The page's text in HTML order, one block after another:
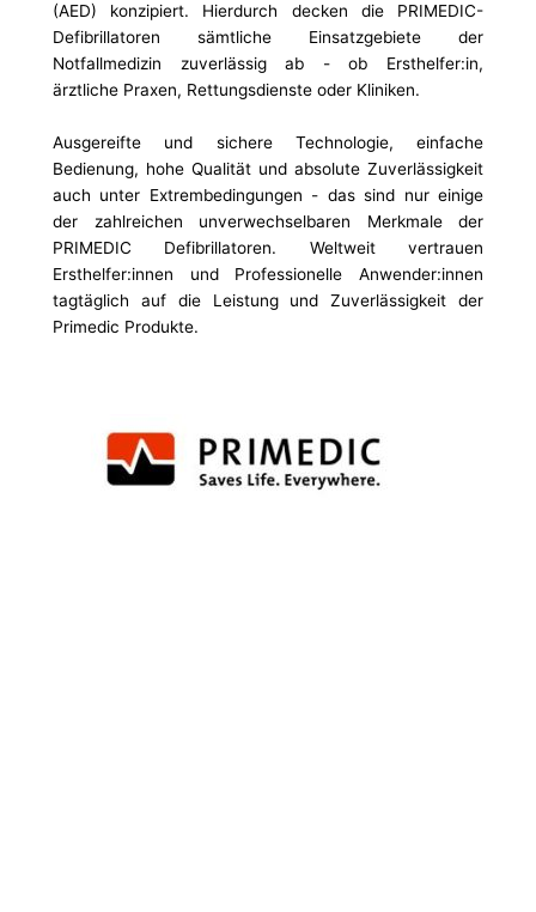
(AED) konzipiert. Hierdurch decken die PRIMEDIC-
Defibrillatoren sämtliche Einsatzgebiete der
Notfallmedizin zuverlässig ab - ob Ersthelfer:in,
ärztliche Praxen, Rettungsdienste oder Kliniken.
Ausgereifte und sichere Technologie, einfache
Bedienung, hohe Qualität und absolute Zuverlässigkeit
auch unter Extrembedingungen - das sind nur einige
der zahlreichen unverwechselbaren Merkmale der
PRIMEDIC Defibrillatoren. Weltweit vertrauen
Ersthelfer:innen und Professionelle Anwender:innen
tagtäglich auf die Leistung und Zuverlässigkeit der
Primedic Produkte.